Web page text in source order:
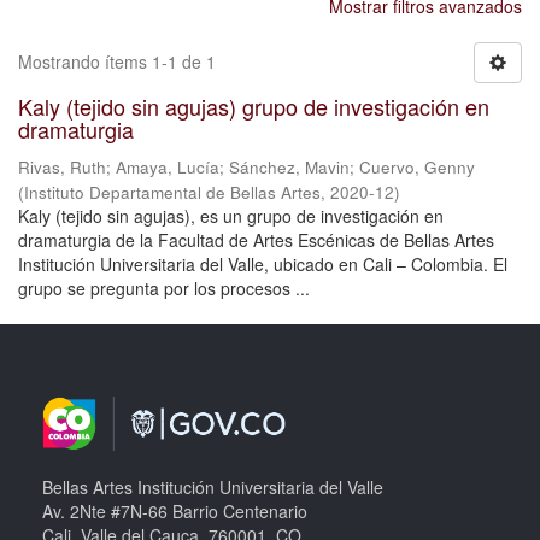
Mostrar filtros avanzados
Mostrando ítems 1-1 de 1
Kaly (tejido sin agujas) grupo de investigación en
dramaturgia
Rivas, Ruth; Amaya, Lucía; Sánchez, Mavin; Cuervo, Genny
(Instituto Departamental de Bellas Artes, 2020-12)
Kaly (tejido sin agujas), es un grupo de investigación en
dramaturgia de la Facultad de Artes Escénicas de Bellas Artes
Institución Universitaria del Valle, ubicado en Cali – Colombia. El
grupo se pregunta por los procesos ...
Bellas Artes Institución Universitaria del Valle
Av. 2Nte #7N-66 Barrio Centenario
Cali, Valle del Cauca, 760001, CO